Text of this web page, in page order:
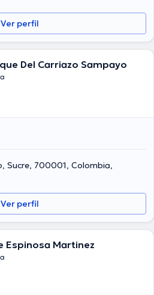
Ver perfil
Del Carriazo Sampayo
Sucre, 700001, Colombia,
Ver perfil
Espinosa Martinez